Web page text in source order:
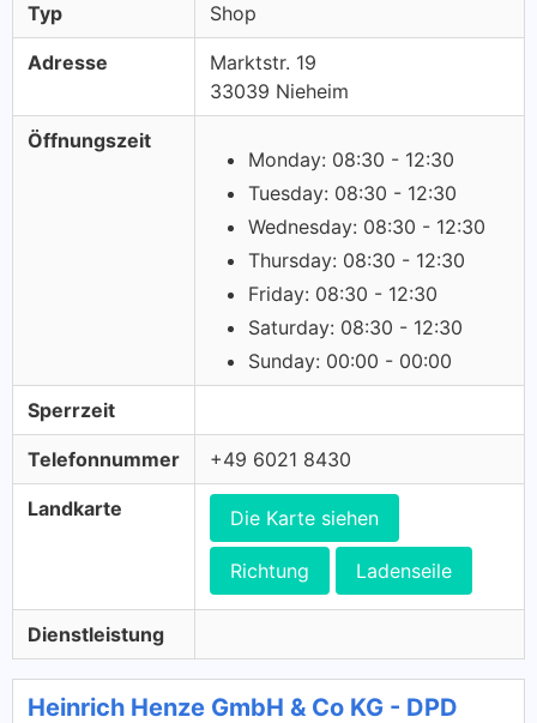
Typ Shop
Adresse
Marktstr. 19
33039 Nieheim
Öffnungszeit
Monday: 08:30 - 12:30
Tuesday: 08:30 - 12:30
Wednesday: 08:30 - 12:30
Thursday: 08:30 - 12:30
Friday: 08:30 - 12:30
Saturday: 08:30 - 12:30
Sunday: 00:00 - 00:00
Sperrzeit
Telefonnummer +49 6021 8430
Landkarte Die Karte siehen
Richtung Ladenseile
Dienstleistung
Heinrich Henze GmbH & Co KG - DPD